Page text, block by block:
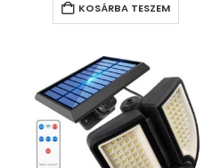
KOSÁRBA TESZEM